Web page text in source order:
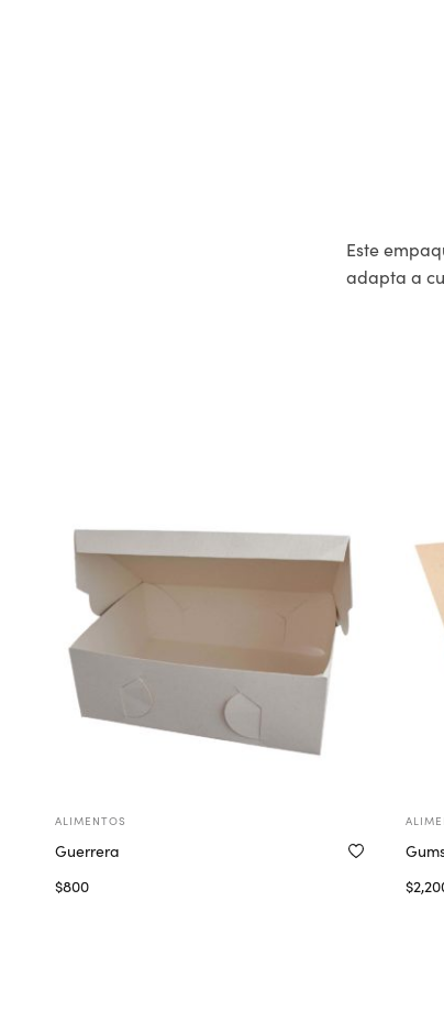
Este
adapta a
ALIMENTOS
Guerrera
$800
$